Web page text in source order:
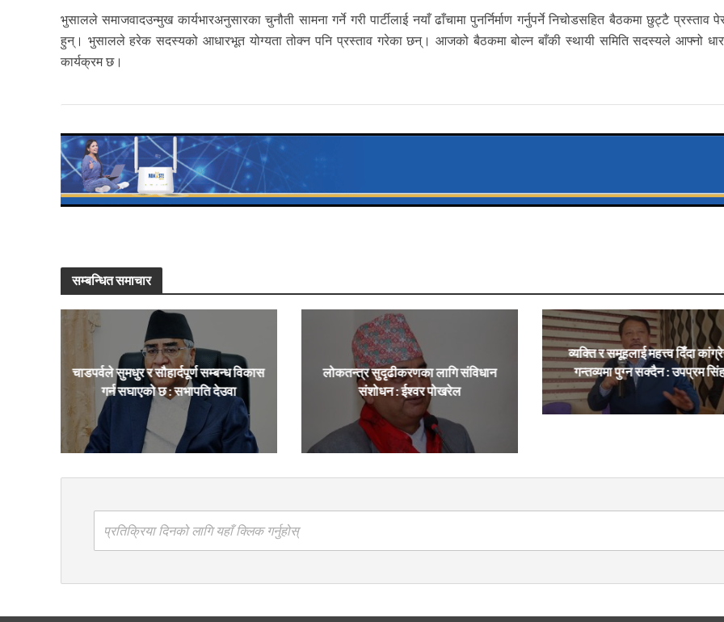
भुसालले समाजवादउन्मुख कार्यभारअनुसारका चुनौती सामना गर्ने गरी पार्टीलाई नयाँ ढाँचामा पुनर्निर्माण गर्नुपर्ने निचोडसहित बैठकमा छुट्टै प्रस्ताव
हुन्। भुसालले हरेक सदस्यको आधारभूत योग्यता तोक्न पनि प्रस्ताव गरेका छन्। आजको बैठकमा बोल्न बाँकी स्थायी समिति सदस्यले आफ्नो
कार्यक्रम छ।
सम्बन्धित समाचार
चाडपर्वले सुमधुर र सौहार्दपूर्ण सम्बन्ध विकास
गर्न सघाएको छ : सभापति देउवा
लोकतन्त्र सुदृढीकरणका लागि संविधान
संशोधन : ईश्वर पोखरेल
व्यक्ति र समूहलाई महत्त्व दिँदा
गन्तव्यमा पुग्न सक्दैन : उपप्रम
प्रतिक्रिया दिनको लागि यहाँ क्लिक गर्नुहोस्